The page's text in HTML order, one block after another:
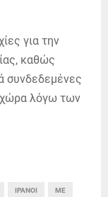
για την
καθώς
συνδεδεμένες
χώρα λόγω των
ΙΡΑΝΟΊ ΜΕ